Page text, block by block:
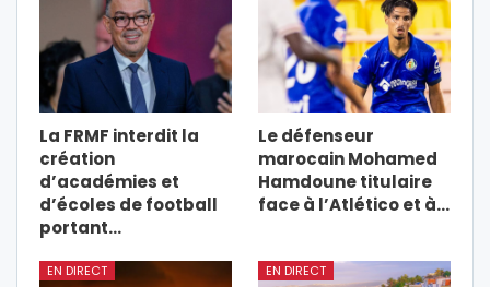
La FRMF interdit la
création
d’académies et
d’écoles de football
portant…
Le défenseur
marocain Mohamed
Hamdoune titulaire
face à l’Atlético et à…
EN DIRECT EN DIRECT